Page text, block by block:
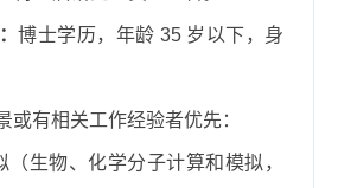
博士学历，年龄 35 岁以下，身
或有相关工作经验者优先：
（生物、化学分子计算和模拟，